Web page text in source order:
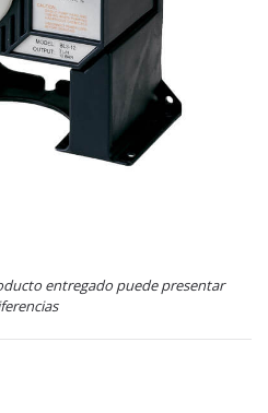
entregado puede presentar